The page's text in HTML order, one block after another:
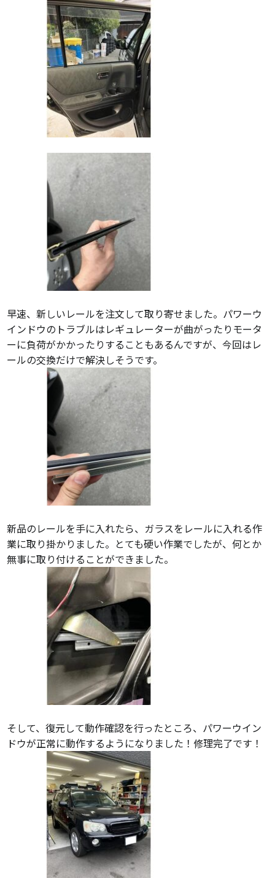
早速、新しいレールを注文して取り寄せました。パワーウ
インドウのトラブルはレギュレーターが曲がったりモータ
ーに負荷がかかったりすることもあるんですが、今回はレ
ールの交換だけで解決しそうです。
新品のレールを手に入れたら、ガラスをレールに入れる作
業に取り掛かりました。とても硬い作業でしたが、何とか
無事に取り付けることができました。
そして、復元して動作確認を行ったところ、パワーウイン
ドウが正常に動作するようになりました！修理完了です！